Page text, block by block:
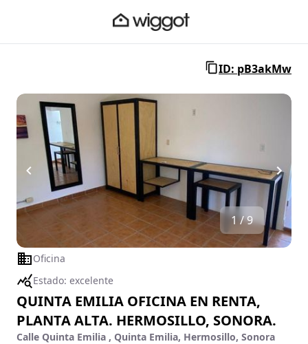
ID: pB3akMw
1 / 9
Oficina
Estado: excelente
QUINTA EMILIA OFICINA EN RENTA,
PLANTA ALTA. HERMOSILLO, SONORA.
Calle Quinta Emilia , Quinta Emilia, Hermosillo, Sonora